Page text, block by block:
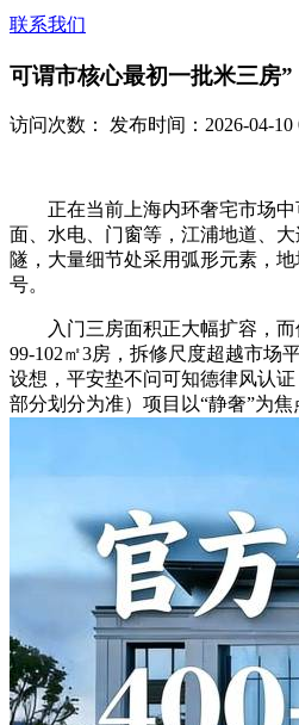
联系我们
可谓市核心最初一批米三房”
访问次数： 发布时间：2026-04-10
正在当前上海内环奢宅市场中
面、水电、门窗等，江浦地道、
隧，大量细节处采用弧形元素，
号。
入门三房面积正大幅扩容，而
99-102㎡3房，拆修尺度超越市场
设想，平安垫不问可知德律风认
部分划分为准）项目以“静奢”为焦